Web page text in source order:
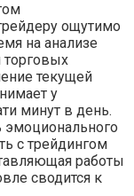
ощутимо
на анализе
торговых
текущей
у
минут в день.
эмоционального
с трейдингом
работы
сводится к